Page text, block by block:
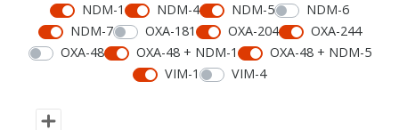
NDM-1
NDM-4 NDM-5
NDM-6
NDM-7
OXA-181 OXA-204
OXA-244
OXA-48
OXA-48 + NDM-1
OXA-48 + NDM-5
VIM-1
VIM-4